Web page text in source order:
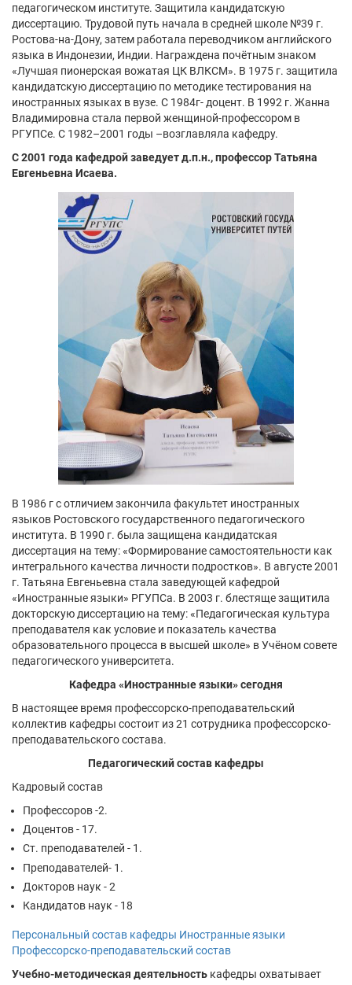
педагогическом институте. Защитила кандидатскую
диссертацию. Трудовой путь начала в средней школе №39 г.
Ростова-на-Дону, затем работала переводчиком английского
языка в Индонезии, Индии. Награждена почётным знаком
«Лучшая пионерская вожатая ЦК ВЛКСМ». В 1975 г. защитила
кандидатскую диссертацию по методике тестирования на
иностранных языках в вузе. С 1984г- доцент. В 1992 г. Жанна
Владимировна стала первой женщиной-профессором в
РГУПСе. С 1982–2001 годы –возглавляла кафедру.
С 2001 года кафедрой заведует д.п.н., профессор Татьяна
Евгеньевна Исаева.
В 1986 г с отличием закончила факультет иностранных
языков Ростовского государственного педагогического
института. В 1990 г. была защищена кандидатская
диссертация на тему: «Формирование самостоятельности как
интегрального качества личности подростков». В августе 2001
г. Татьяна Евгеньевна стала заведующей кафедрой
«Иностранные языки» РГУПСа. В 2003 г. блестяще защитила
докторскую диссертацию на тему: «Педагогическая культура
преподавателя как условие и показатель качества
образовательного процесса в высшей школе» в Учёном совете
педагогического университета.
Кафедра «Иностранные языки» сегодня
В настоящее время профессорско-преподавательский
коллектив кафедры состоит из 21 сотрудника профессорско-
преподавательского состава.
Педагогический состав кафедры
Кадровый состав
Профессоров -2.
Доцентов - 17.
Ст. преподавателей - 1.
Преподавателей- 1.
Докторов наук - 2
Кандидатов наук - 18
Персональный состав кафедры Иностранные языки
Профессорско-преподавательский состав
Учебно-методическая деятельность кафедры охватывает